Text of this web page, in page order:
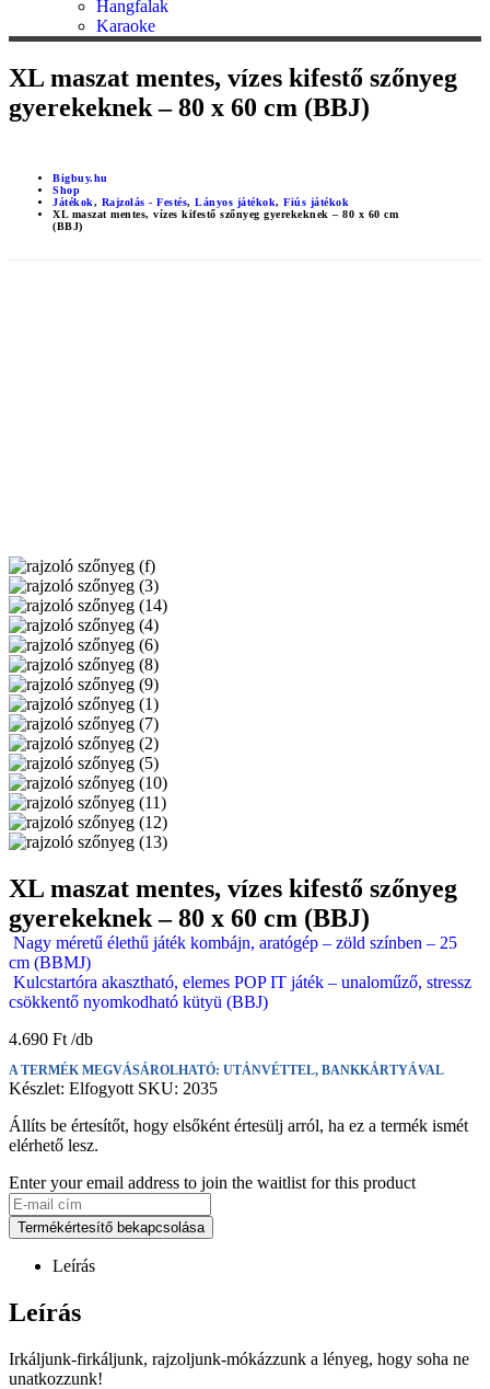
Hangfalak
Karaoke
XL maszat mentes, vízes kifestő szőnyeg
gyerekeknek – 80 x 60 cm (BBJ)
Bigbuy.hu
Shop
Játékok, Rajzolás - Festés, Lányos játékok, Fiús játékok
XL maszat mentes, vízes kifestő szőnyeg gyerekeknek – 80 x 60 cm
(BBJ)
XL maszat mentes, vízes kifestő szőnyeg
gyerekeknek – 80 x 60 cm (BBJ)
Nagy méretű élethű játék kombájn, aratógép – zöld színben – 25
cm (BBMJ)
Kulcstartóra akasztható, elemes POP IT játék – unaloműző, stressz
csökkentő nyomkodható kütyü (BBJ)
4.690 Ft
A TERMÉK MEGVÁSÁROLHATÓ: UTÁNVÉTTEL, BANKKÁRTYÁVAL
Készlet: Elfogyott SKU: 2035
Állíts be értesítőt, hogy elsőként értesülj arról, ha ez a termék ismét
elérhető lesz.
Enter your email address to join the waitlist for this product
Termékértesítő bekapcsolása
Leírás
Leírás
Irkáljunk-firkáljunk, rajzoljunk-mókázzunk a lényeg, hogy soha ne
unatkozzunk!